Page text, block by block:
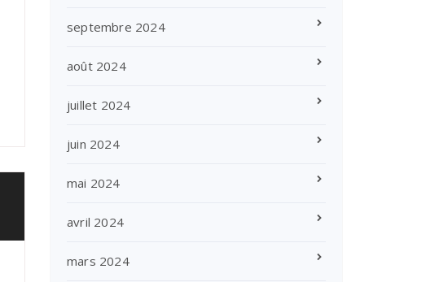
septembre 2024
août 2024
juillet 2024
juin 2024
mai 2024
avril 2024
mars 2024